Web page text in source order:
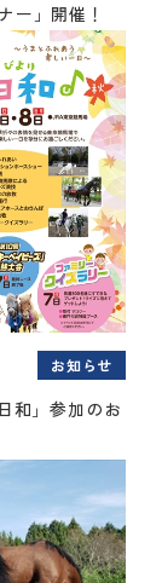
ー」開催！
お知らせ
和」参加のお